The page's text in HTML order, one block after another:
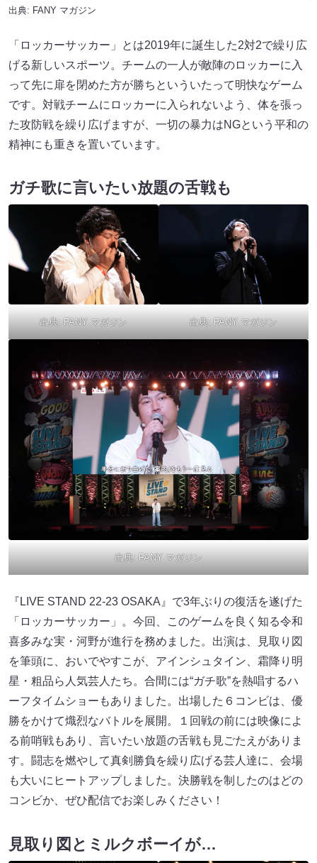
出典: FANY マガジン
「ロッカーサッカー」とは2019年に誕生した2対2で繰り広
げる新しいスポーツ。チームの一人が敵陣のロッカーに入
って先に扉を閉めた方が勝ちといういたって明快なゲーム
です。対戦チームにロッカーに入られないよう、体を張っ
た攻防戦を繰り広げますが、一切の暴力はNGという平和の
精神にも重きを置いています。
ガチ歌に言いたい放題の舌戦も
出典: FANY マガジン 出典: FANY マガジン
出典: FANY マガジン
『LIVE STAND 22-23 OSAKA』で3年ぶりの復活を遂げた
「ロッカーサッカー」。今回、このゲームを良く知る令和
喜多みな実・河野が進行を務めました。出演は、見取り図
を筆頭に、おいでやすこが、アインシュタイン、霜降り明
星・粗品ら人気芸人たち。合間には“ガチ歌”を熱唱するハ
ーフタイムショーもありました。出場した６コンビは、優
勝をかけて熾烈なバトルを展開。１回戦の前には映像によ
る前哨戦もあり、言いたい放題の舌戦も見ごたえがありま
す。闘志を燃やして真剣勝負を繰り広げる芸人達に、会場
も大いにヒートアップしました。決勝戦を制したのはどの
コンビか、ぜひ配信でお楽しみください！
見取り図とミルクボーイが…